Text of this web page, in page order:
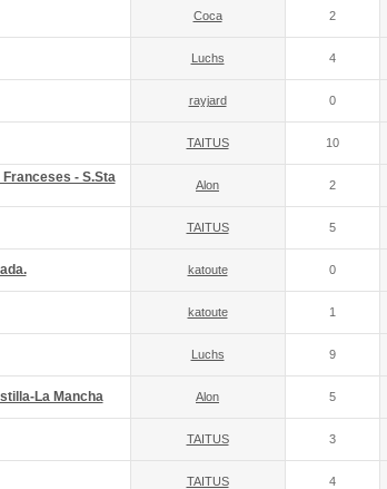
Coca 2
Luchs 4
rayjard 0
TAITUS 10
- S.Sta
Alon 2
TAITUS 5
katoute 0
katoute 1
Luchs 9
La Mancha Alon 5
TAITUS 3
TAITUS 4